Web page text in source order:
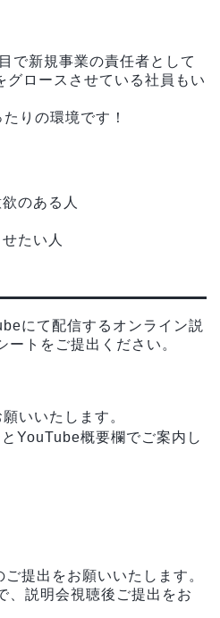
で新規事業の責任者として
ロースさせている社員もい
りの環境です！
のある人
たい人
にて配信するオンライン説
トをご提出ください。
いいたします。
YouTube概要欄でご案内し
提出をお願いいたします。
、説明会視聴後ご提出をお